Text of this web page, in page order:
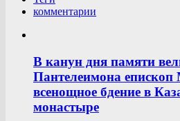
комментарии
В канун дня памяти
Пантелеимона
всенощное бдение в
монастыре